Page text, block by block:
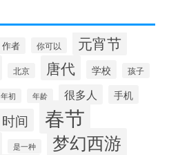
作者 你可以 元宵节
北京 唐代 学校 孩子
年初 年龄 很多人 手机
时间 春节
是一种 梦幻西游